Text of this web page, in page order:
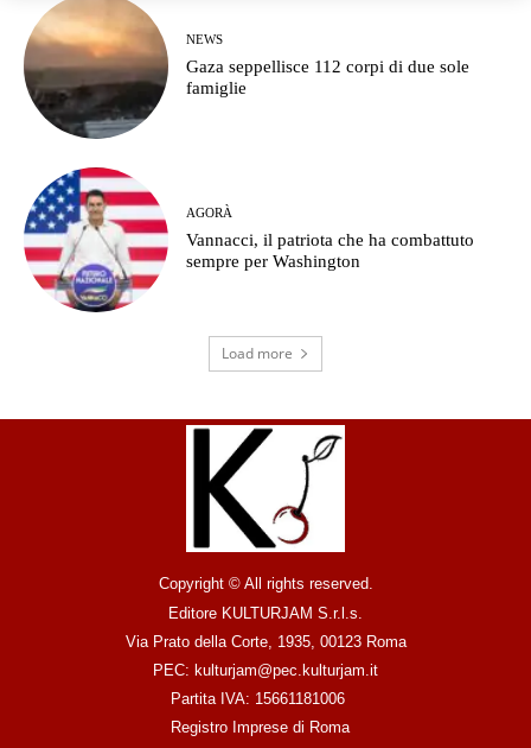
NEWS
Gaza seppellisce 112 corpi di due sole
famiglie
AGORÀ
Vannacci, il patriota che ha combattuto
sempre per Washington
Load more
Copyright © All rights reserved.
Editore KULTURJAM S.r.l.s.
Via Prato della Corte, 1935, 00123 Roma
PEC: kulturjam@pec.kulturjam.it
Partita IVA: 15661181006
Registro Imprese di Roma